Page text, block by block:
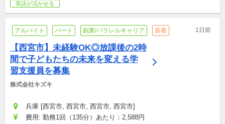
英語が活かせる
アルバイト パート 副業/パラレルキャリア 新着 1日前
【西宮市】未経験OK◎放課後の2時
間で子どもたちの未来を変える学
習支援員を募集
株式会社キズキ
兵庫 [西宮市, 西宮市, 西宮市, 西宮市]
費用: 勤務1回（135分）あたり：2,588円